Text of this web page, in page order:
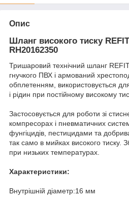
Опис
Шланг високого тиску
RH20162350
Тришаровий технічний шланг
гнучкого ПВХ і армований
обплетенням, використовується
і рідин при постійному високому
Застосовується для роботи зі
компресорах і пневматичних
фунгіцидів, пестицидами та
так само в мийках високого тиску.
при низьких температурах.
Характеристики:
Внутрішній діаметр:16 мм